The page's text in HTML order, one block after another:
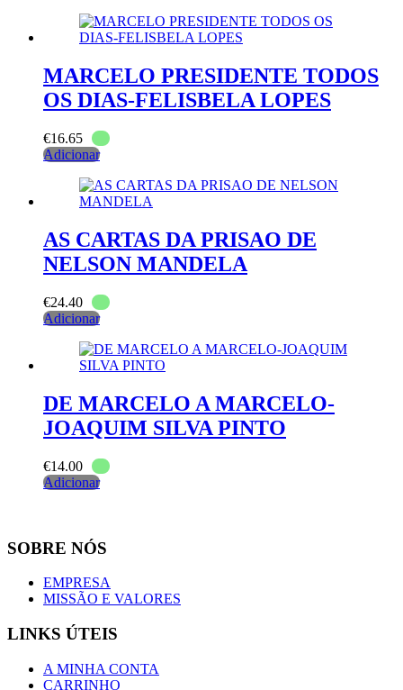
MARCELO PRESIDENTE TODOS
OS DIAS-FELISBELA LOPES
€16.65
Adicionar
AS CARTAS DA PRISAO DE
NELSON MANDELA
€24.40
Adicionar
DE MARCELO A MARCELO-
JOAQUIM SILVA PINTO
€14.00
Adicionar
SOBRE NÓS
EMPRESA
MISSÃO E VALORES
LINKS ÚTEIS
A MINHA CONTA
CARRINHO